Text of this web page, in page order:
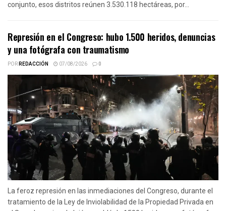
conjunto, esos distritos reúnen 3.530.118 hectáreas, por...
Represión en el Congreso: hubo 1.500 heridos, denuncias
y una fotógrafa con traumatismo
PORREDACCIÓN 07/08/2026 0
La feroz represión en las inmediaciones del Congreso, durante el
tratamiento de la Ley de Inviolabilidad de la Propiedad Privada en